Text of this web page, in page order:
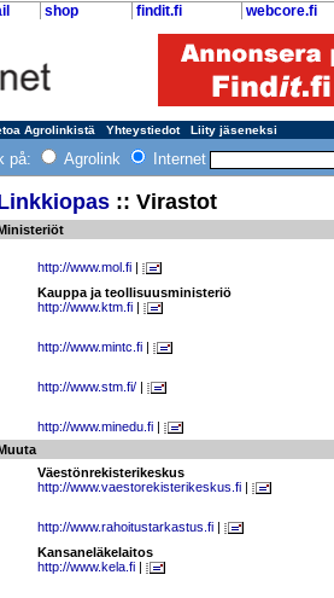
shop findit.fi webcore.fi
Agrolinkistä Yhteystiedot Liity jäseneksi
på: Agrolink Internet
:: Virastot
http://www.mol.fi |
Kauppa ja teollisuusministeriö
http://www.ktm.fi |
http://www.mintc.fi |
http://www.stm.fi/ |
http://www.minedu.fi |
Väestönrekisterikeskus
http://www.vaestorekisterikeskus.fi |
http://www.rahoitustarkastus.fi |
Kansaneläkelaitos
http://www.kela.fi |